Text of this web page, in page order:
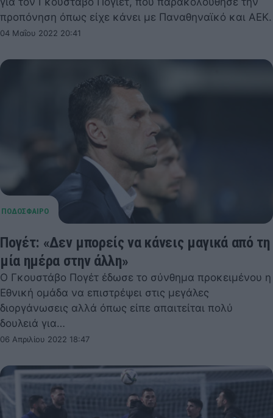
προπόνηση όπως είχε κάνει με Παναθηναϊκό και ΑΕΚ.
04 Μαΐου 2022 20:41
Πογέτ: «Δεν μπορείς να κάνεις μαγικά από τη
μία ημέρα στην άλλη»
Ο Γκουστάβο Πογέτ έδωσε το σύνθημα προκειμένου η
Εθνική ομάδα να επιστρέψει στις μεγάλες
διοργάνωσεις αλλά όπως είπε απαιτείται πολύ
δουλειά για…
06 Απριλίου 2022 18:47